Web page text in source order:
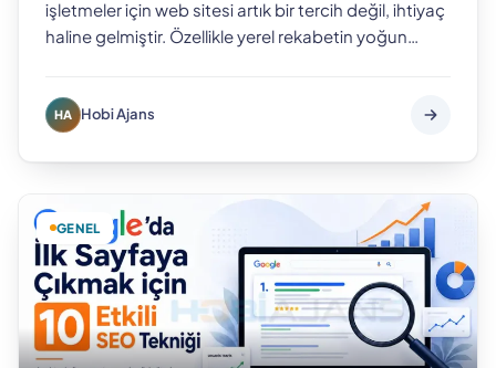
işletmeler için web sitesi artık bir tercih değil, ihtiyaç
haline gelmiştir. Özellikle yerel rekabetin yoğun
HA Hobi Ajans
GENEL